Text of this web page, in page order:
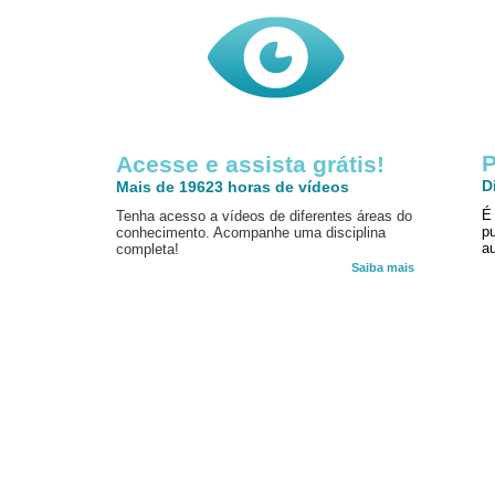
Acesse e assista grátis!
Mais de 19623 horas de vídeos
Tenha acesso a vídeos de diferentes áreas do
conhecimento. Acompanhe uma disciplina
completa!
Saiba mais